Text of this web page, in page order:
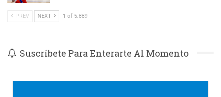
PREV NEXT 1 of 5.889
Suscríbete Para Enterarte Al Momento